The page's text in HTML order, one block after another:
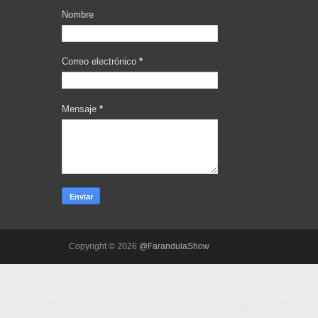
Nombre
Correo electrónico *
Mensaje *
Copyright © 2026 @FarandulaShow